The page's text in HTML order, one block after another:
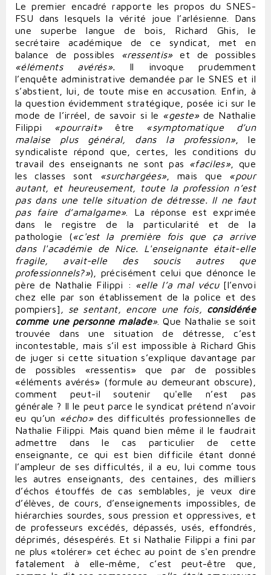
Le premier encadré rapporte les propos du SNES-
FSU dans lesquels la vérité joue l’arlésienne. Dans
une superbe langue de bois, Richard Ghis, le
secrétaire académique de ce syndicat, met en
balance de possibles «ressentis»et de possibles
«éléments avérés». Il invoque prudemment
l’enquête administrative demandée par le SNES et il
s’abstient, lui, de toute mise en accusation. Enfin, à
la question évidemment stratégique, posée ici sur le
mode de l’irréel, de savoir si le «geste»de Nathalie
Filippi «pourrait»être «symptomatique d’un
malaise plus général, dans la profession», le
syndicaliste répond que, certes, les conditions du
travail des enseignants ne sont pas «faciles», que
les classes sont «surchargées», mais que «pour
autant, et heureusement, toute la profession n’est
pas dans une telle situation de détresse. Il ne faut
pas faire d’amalgame». La réponse est exprimée
dans le registre de la particularité et de la
pathologie («c'est la première fois que ça arrive
dans l'académie de Nice. L'enseignante était-elle
fragile, avait-elle des soucis autres que
professionnels?»), précisément celui que dénonce le
père de Nathalie Filippi : «elle l’a mal vécu [l’envoi
chez elle par son établissement de la police et des
pompiers] , se sentant, encore une fois, considérée
comme une personne malade». Que Nathalie se soit
trouvée dans une situation de détresse, c’est
incontestable, mais s’il est impossible à Richard Ghis
de juger si cette situation s’explique davantage par
de possibles «ressentis» que par de possibles
«éléments avérés» (formule au demeurant obscure),
comment peut-il soutenir qu'elle n’est pas
générale ? Il le peut parce le syndicat prétend n’avoir
eu qu’un «écho»des difficultés professionnelles de
Nathalie Filippi. Mais quand bien même il le faudrait
admettre dans le cas particulier de cette
enseignante, ce qui est bien difficile étant donné
l’ampleur de ses difficultés, il a eu, lui comme tous
les autres enseignants, des centaines, des milliers
d’échos étouffés de cas semblables, je veux dire
d’élèves, de cours, d’enseignements impossibles, de
hiérarchies sourdes, sous pression et oppressives, et
de professeurs excédés, dépassés, usés, effondrés,
déprimés, désespérés. Et si Nathalie Filippi a fini par
ne plus «tolérer» cet échec au point de s'en prendre
fatalement à elle-même, c’est peut-être que,